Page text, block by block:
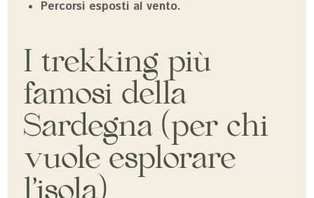
Percorsi esposti al vento.
I trekking più
famosi della
Sardegna (per chi
vuole esplorare